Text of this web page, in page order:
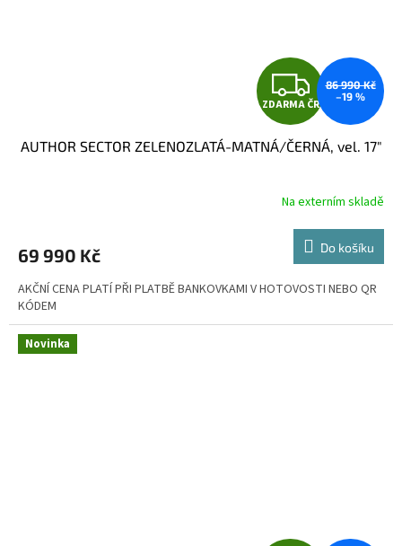
Z
D
A
R
M
A
ZDARMA ČR
86 990 Kč
–19 %
AUTHOR SECTOR ZELENOZLATÁ-MATNÁ/ČERNÁ, vel. 17"
Na externím skladě
69 990 Kč Do košíku
AKČNÍ CENA PLATÍ PŘI PLATBĚ BANKOVKAMI V HOTOVOSTI NEBO QR
KÓDEM
Novinka